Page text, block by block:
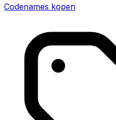
Codenames kopen